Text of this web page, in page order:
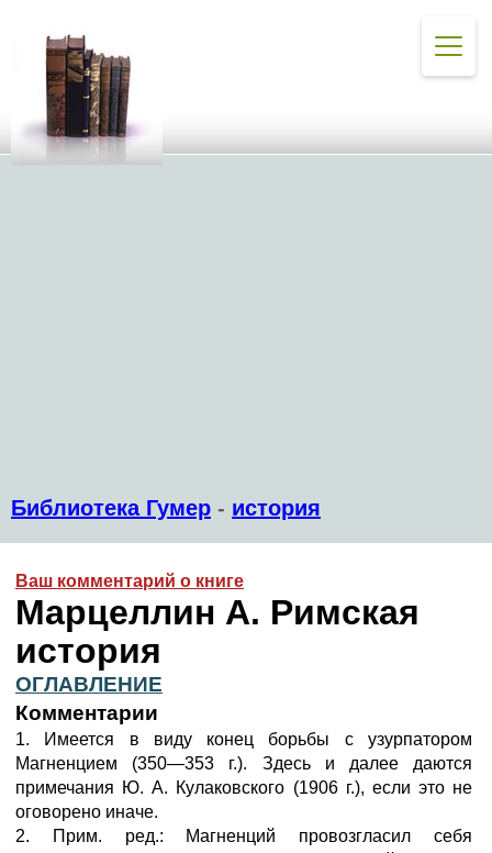
Библиотека Гумер - история
Ваш комментарий о книге
Марцеллин А. Римская
история
ОГЛАВЛЕНИЕ
Комментарии
1. Имеется в виду конец борьбы с узурпатором
Магненцием (350—353 г.). Здесь и далее даются
примечания Ю. А. Кулаковского (1906 г.), если это не
оговорено иначе.
2. Прим. ред.: Магненций провозгласил себя